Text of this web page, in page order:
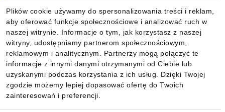
Plików cookie używamy do spersonalizowania treści i reklam,
aby oferować funkcje społecznościowe i analizować ruch w
naszej witrynie. Informacje o tym, jak korzystasz z naszej
witryny, udostępniamy partnerom społecznościowym,
reklamowym i analitycznym. Partnerzy mogą połączyć te
informacje z innymi danymi otrzymanymi od Ciebie lub
uzyskanymi podczas korzystania z ich usług. Dzięki Twojej
zgodzie możemy lepiej dopasować ofertę do Twoich
zainteresowań i preferencji.
Informacje
Pobierz naszą aplikację mobilną: